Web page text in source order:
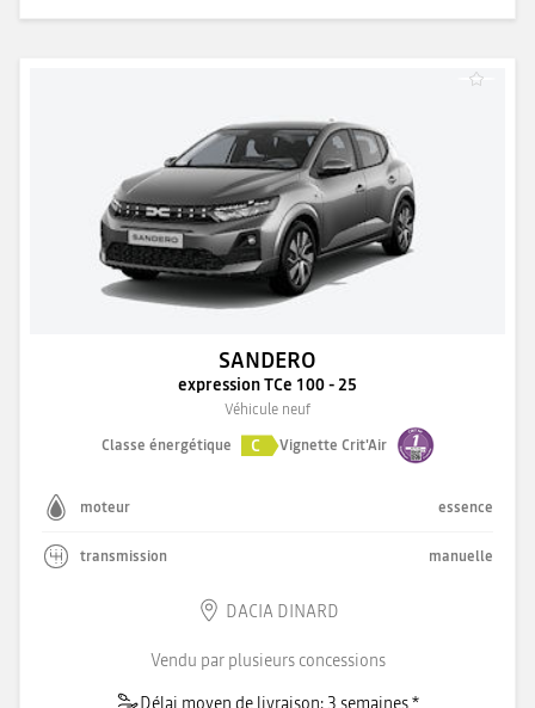
SANDERO
expression TCe 100 - 25
Véhicule neuf
Classe énergétique
C Vignette Crit'Air
moteur essence
transmission manuelle
DACIA DINARD
Vendu par plusieurs concessions